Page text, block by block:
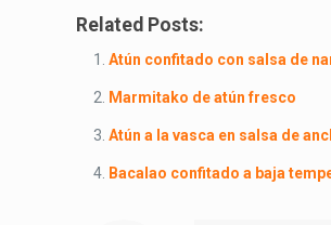
Related Posts:
Atún confitado con salsa de
Marmitako de atún fresco
Atún a la vasca en salsa de
Bacalao confitado a baja